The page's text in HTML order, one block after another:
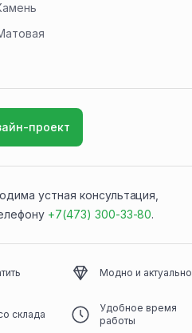
проект
устная консультация,
+7(473) 300-33-80.
Модно и актуально
склада
Удобное время
работы